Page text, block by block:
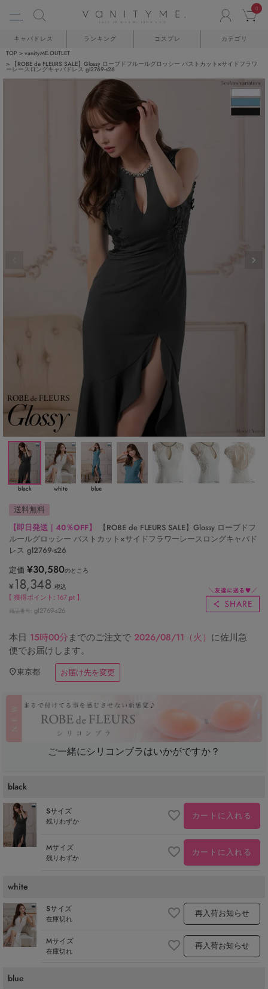
0
キャバドレス ランキング コスプレ カテゴリ
TOP
vanityME.OUTLET
【ROBE de FLEURS SALE】Glossy ローブドフルールグロッシー バストカット×サイドフラワ
ーレースロングキャバドレス gl2769-s26
black white blue
送料無料
【即日発送｜40％OFF】
【ROBE de FLEURS SALE】Glossy ローブドフ
ルールグロッシー バストカット×サイドフラワーレースロングキャバド
レス gl2769-s26
定価 ¥30,580のところ
¥ 18,348 税込
【 獲得ポイント: 167 pt 】
商品番号 gl2769-s26
本日 15時00分までのご注文で 2026/08/11（火） に佐川急
便でお届けします。
東京都 お届け先を変更
ご一緒にシリコンブラはいかがですか？
black
Sサイズ
残りわずか カートに入れる
Mサイズ
残りわずか カートに入れる
white
Sサイズ
在庫切れ 再入荷お知らせ
Mサイズ
在庫切れ 再入荷お知らせ
blue